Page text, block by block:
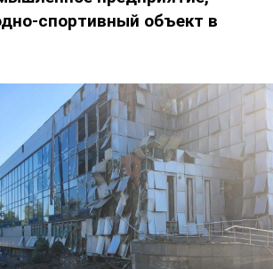
спортивный объект в